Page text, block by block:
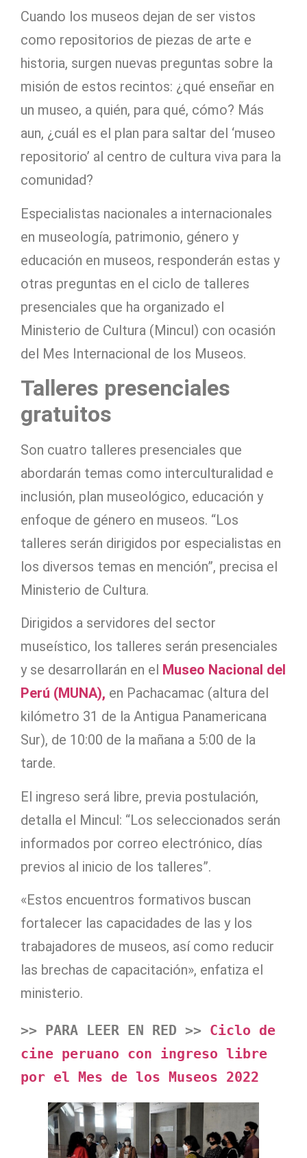
Cuando los museos dejan de ser vistos
como repositorios de piezas de arte e
historia, surgen nuevas preguntas sobre la
misión de estos recintos: ¿qué enseñar en
un museo, a quién, para qué, cómo? Más
aun, ¿cuál es el plan para saltar del ‘museo
repositorio’ al centro de cultura viva para la
comunidad?
Especialistas nacionales a internacionales
en museología, patrimonio, género y
educación en museos, responderán estas y
otras preguntas en el ciclo de talleres
presenciales que ha organizado el
Ministerio de Cultura (Mincul) con ocasión
del Mes Internacional de los Museos.
Talleres presenciales
gratuitos
Son cuatro talleres presenciales que
abordarán temas como interculturalidad e
inclusión, plan museológico, educación y
enfoque de género en museos. “Los
talleres serán dirigidos por especialistas en
los diversos temas en mención”, precisa el
Ministerio de Cultura.
Dirigidos a servidores del sector
museístico, los talleres serán presenciales
y se desarrollarán en el Museo Nacional del
Perú (MUNA), en Pachacamac (altura del
kilómetro 31 de la Antigua Panamericana
Sur), de 10:00 de la mañana a 5:00 de la
tarde.
El ingreso será libre, previa postulación,
detalla el Mincul: “Los seleccionados serán
informados por correo electrónico, días
previos al inicio de los talleres”.
«Estos encuentros formativos buscan
fortalecer las capacidades de las y los
trabajadores de museos, así como reducir
las brechas de capacitación», enfatiza el
ministerio.
>> PARA LEER EN RED >> Ciclo de
cine peruano con ingreso libre
por el Mes de los Museos 2022